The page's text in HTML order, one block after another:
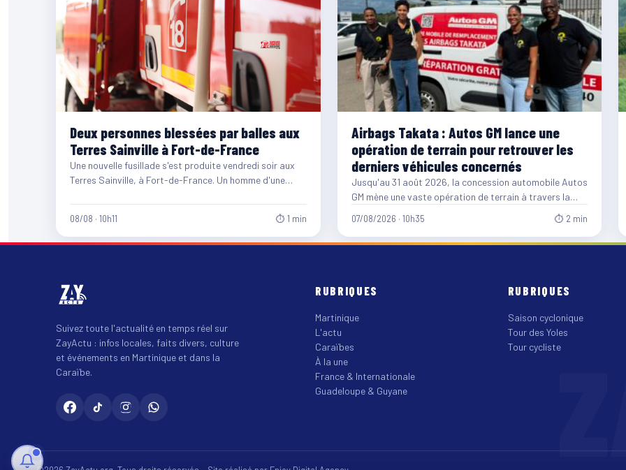
Deux personnes blessées par balles aux
Terres Sainville à Fort-de-France
Une nouvelle fusillade s'est produite vendredi soir aux
Terres Sainville, à Fort-de-France. Un homme d'une
08/08 · 10h11 ⏱ 1 min
Airbags Takata : Autos GM lance une
opération de terrain pour retrouver les
derniers véhicules concernés
Jusqu'au 31 août 2026, la concession automobile Autos
GM mène une vaste opération de terrain à travers la…
07/08/2026 · 10h35 ⏱ 2 min
Suivez toute l'actualité en temps réel sur
ZayActu : infos locales, faits divers, culture
et événements en Martinique et dans la
Caraïbe.
RUBRIQUES
Martinique
L'actu
Caraïbes
À la une
France & Internationale
Guadeloupe & Guyane
RUBRIQUES
Saison cyclonique
Tour des Yoles
Tour cycliste